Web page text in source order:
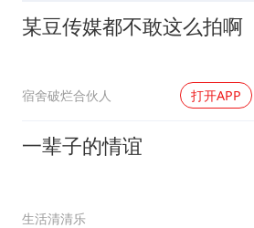
某豆传媒都不敢这么拍啊
宿舍破烂合伙人 打开APP
一辈子的情谊
生活清清乐